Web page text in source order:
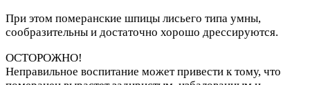
При этом померанские шпицы лисьего типа умны,
сообразительны и достаточно хорошо дрессируются.
ОСТОРОЖНО!
Неправильное воспитание может привести к тому, что